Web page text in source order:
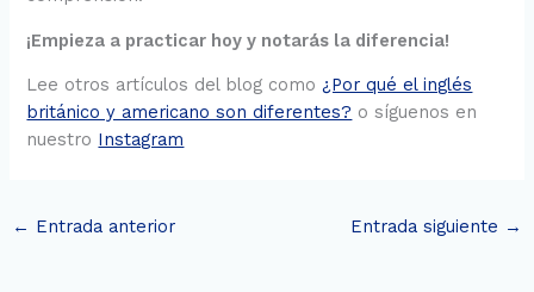
¡Empieza a practicar hoy y notarás la diferencia!
Lee otros artículos del blog como¿Por qué el inglés
británico y americano son diferentes? o síguenos en
nuestro Instagram
← Entrada anterior Entrada siguiente →